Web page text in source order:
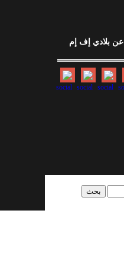
عن بلادي إف إم